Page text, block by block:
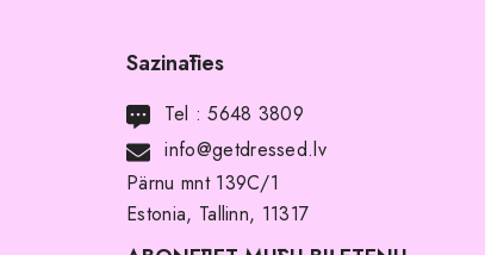
Sazināties
Tel :5648 3809
info@getdressed.lv
Pärnu mnt 139C/1
Estonia, Tallinn, 11317